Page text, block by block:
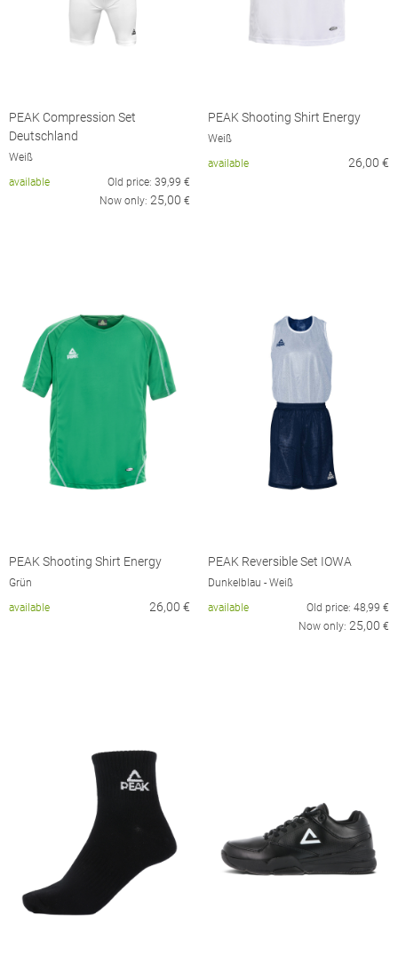
PEAK Compression Set
Deutschland
Weiß
available
Old price: 39,99 €
Now only: 25,00 €
PEAK Shooting Shirt Energy
Weiß
available
26,00 €
PEAK Shooting Shirt Energy
Grün
available
26,00 €
PEAK Reversible Set IOWA
Dunkelblau - Weiß
available
Old price: 48,99 €
Now only: 25,00 €